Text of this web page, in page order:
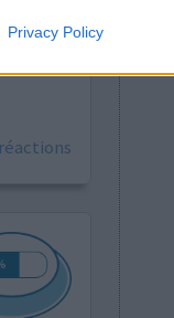
Privacy Policy